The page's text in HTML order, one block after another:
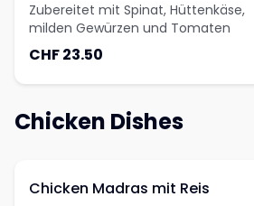
Zubereitet mit Spinat, Hüttenkäse,
milden Gewürzen und Tomaten
CHF 23.50
Chicken Dishes
Chicken Madras mit Reis